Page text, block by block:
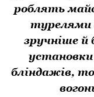
роблять
турелями
зручніше й
бліндажів,